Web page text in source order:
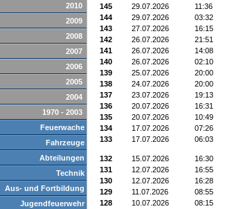
2010
2009
2008
2007
2006
2005
2004
1970 - 2003
Feuerwache
Fahrzeuge
Abteilungen
Technik
Aus- und Fortbildung
Jugendfeuerwehr
145
29.07.2026 11:36
144
29.07.2026 03:32
143
27.07.2026 16:15
142
26.07.2026 21:51
141
26.07.2026 14:08
140
26.07.2026 02:10
139
25.07.2026 20:00
138
24.07.2026 20:00
137
23.07.2026 19:13
136
20.07.2026 16:31
135
20.07.2026 10:49
134
17.07.2026 07:26
133
17.07.2026 06:03
132
15.07.2026 16:30
131
12.07.2026 16:55
130
12.07.2026 16:28
129
11.07.2026 08:55
128
10.07.2026 08:15